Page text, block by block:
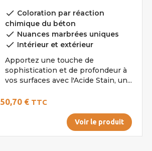
done Coloration par réaction
chimique du béton
done Nuances marbrées uniques
done Intérieur et extérieur
Apportez une touche de
sophistication et de profondeur à
vos surfaces avec l'Acide Stain, un...
50,70 € TTC
Voir le produit